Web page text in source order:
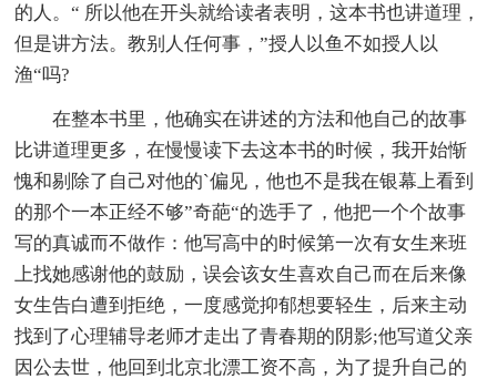
的人。“ 所以他在开头就给读者表明，这本书也讲道理，
但是讲方法。教别人任何事，”授人以鱼不如授人以
渔“吗?
在整本书里，他确实在讲述的方法和他自己的故事
比讲道理更多，在慢慢读下去这本书的时候，我开始惭
愧和剔除了自己对他的`偏见，他也不是我在银幕上看到
的那个一本正经不够”奇葩“的选手了，他把一个个故事
写的真诚而不做作：他写高中的时候第一次有女生来班
上找她感谢他的鼓励，误会该女生喜欢自己而在后来像
女生告白遭到拒绝，一度感觉抑郁想要轻生，后来主动
找到了心理辅导老师才走出了青春期的阴影;他写道父亲
因公去世，他回到北京北漂工资不高，为了提升自己的